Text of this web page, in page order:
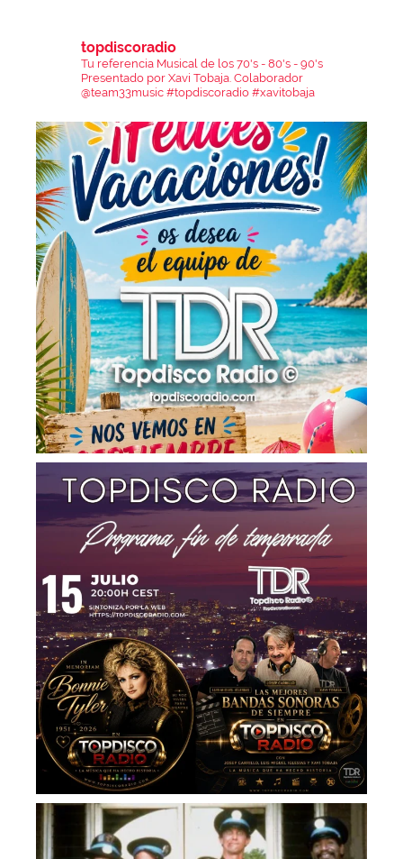
topdiscoradio
Tu referencia Musical de los 70's - 80's - 90's
Presentado por Xavi Tobaja. Colaborador
@team33music #topdiscoradio #xavitobaja